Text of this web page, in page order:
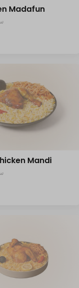
Madafun
Mandi